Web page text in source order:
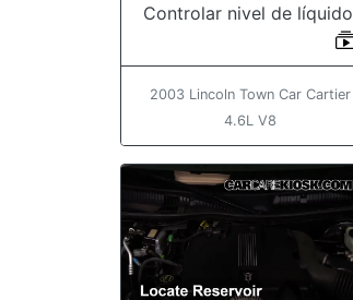
Controlar nivel de líquido
2003 Lincoln Town Car Cartier
4.6L V8